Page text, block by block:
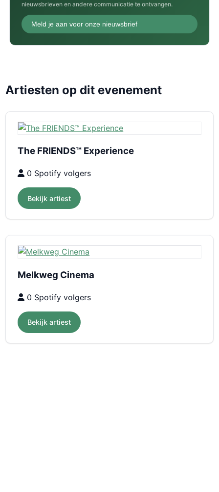
nieuwsbrieven en andere communicatie te ontvangen.
Meld je aan voor onze nieuwsbrief
Artiesten op dit evenement
The FRIENDS™ Experience
0 Spotify volgers
Bekijk artiest
Melkweg Cinema
0 Spotify volgers
Bekijk artiest